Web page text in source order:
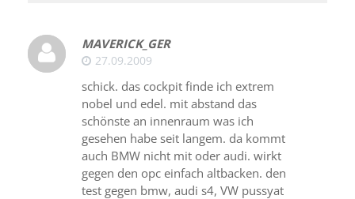
MAVERICK_GER
27.09.2009
schick. das cockpit finde ich extrem
nobel und edel. mit abstand das
schönste an innenraum was ich
gesehen habe seit langem. da kommt
auch BMW nicht mit oder audi. wirkt
gegen den opc einfach altbacken. den
test gegen bmw, audi s4, VW pussyat